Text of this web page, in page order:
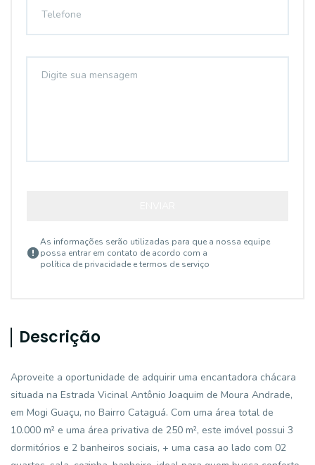
As informações serão utilizadas para que a nossa equipe
possa entrar em contato de acordo com a
política de privacidade e termos de serviço
Descrição
Aproveite a oportunidade de adquirir uma encantadora chácara
situada na Estrada Vicinal Antônio Joaquim de Moura Andrade,
em Mogi Guaçu, no Bairro Cataguá. Com uma área total de
10.000 m² e uma área privativa de 250 m², este imóvel possui 3
dormitórios e 2 banheiros sociais, + uma casa ao lado com 02